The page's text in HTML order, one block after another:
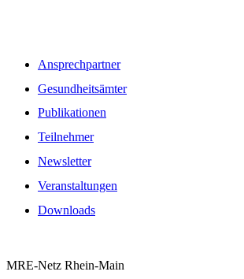
Ansprechpartner
Gesundheitsämter
Publikationen
Teilnehmer
Newsletter
Veranstaltungen
Downloads
MRE-Netz Rhein-Main